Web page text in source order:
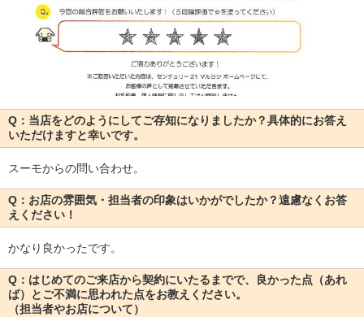
Q：当店をどのようにしてご存知になりましたか？具体的にお答え
いただけますと幸いです。
スーモからの問い合わせ。
Q：お店の雰囲気・担当者の印象はいかがでしたか？遠慮なくお答
えください！
かなり良かったです。
Q：はじめてのご来店から契約にいたるまでで、良かった点（あれ
ば）とご不満に思われた点をお教えください。
（担当者やお店について）